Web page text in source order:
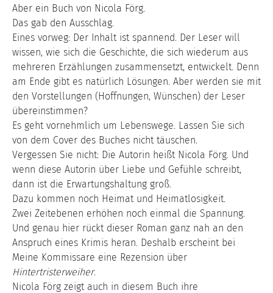
Aber ein Buch von Nicola Förg.
Das gab den Ausschlag.
Eines vorweg: Der Inhalt ist spannend. Der Leser will
wissen, wie sich die Geschichte, die sich wiederum aus
mehreren Erzählungen zusammensetzt, entwickelt. Denn
am Ende gibt es natürlich Lösungen. Aber werden sie mit
den Vorstellungen (Hoffnungen, Wünschen) der Leser
übereinstimmen?
Es geht vornehmlich um Lebenswege. Lassen Sie sich
von dem Cover des Buches nicht täuschen.
Vergessen Sie nicht: Die Autorin heißt Nicola Förg. Und
wenn diese Autorin über Liebe und Gefühle schreibt,
dann ist die Erwartungshaltung groß.
Dazu kommen noch Heimat und Heimatlosigkeit.
Zwei Zeitebenen erhöhen noch einmal die Spannung.
Und genau hier rückt dieser Roman ganz nah an den
Anspruch eines Krimis heran. Deshalb erscheint bei
Meine Kommissare eine Rezension über
Hintertristerweiher.
Nicola Förg zeigt auch in diesem Buch ihre